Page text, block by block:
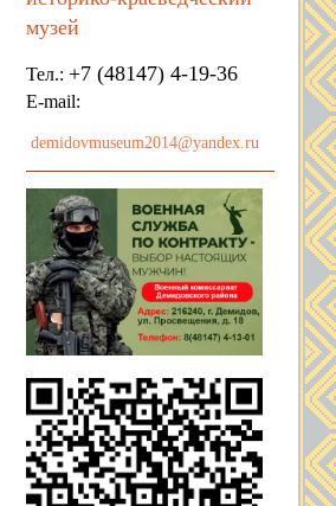
музей
Тел.: +7 (48147) 4-19-36
E-mail:
demidovmuseum2014@yandex.ru